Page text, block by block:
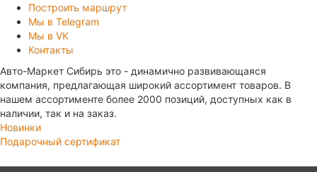
Построить маршрут
Мы в Telegram
Мы в VK
Контакты
Авто-Маркет Сибирь это - динамично развивающаяся
компания, предлагающая широкий ассортимент товаров. В
нашем ассортименте более 2000 позиций, доступных как в
наличии, так и на заказ.
Новинки
Подарочный сертификат